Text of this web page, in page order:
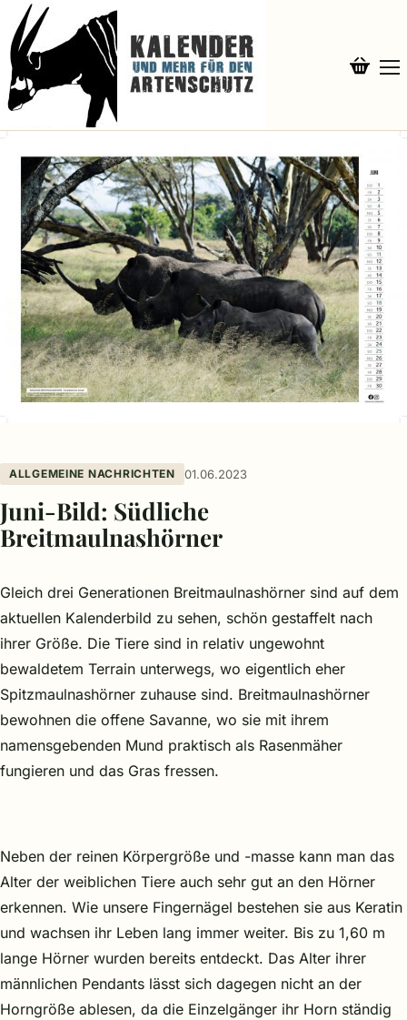
ALLGEMEINE NACHRICHTEN 01.06.2023
Juni-Bild: Südliche
Breitmaulnashörner
Gleich drei Generationen Breitmaulnashörner sind auf dem
aktuellen Kalenderbild zu sehen, schön gestaffelt nach
ihrer Größe. Die Tiere sind in relativ ungewohnt
bewaldetem Terrain unterwegs, wo eigentlich eher
Spitzmaulnashörner zuhause sind. Breitmaulnashörner
bewohnen die offene Savanne, wo sie mit ihrem
namensgebenden Mund praktisch als Rasenmäher
fungieren und das Gras fressen.
Neben der reinen Körpergröße und -masse kann man das
Alter der weiblichen Tiere auch sehr gut an den Hörner
erkennen. Wie unsere Fingernägel bestehen sie aus Keratin
und wachsen ihr Leben lang immer weiter. Bis zu 1,60 m
lange Hörner wurden bereits entdeckt. Das Alter ihrer
männlichen Pendants lässt sich dagegen nicht an der
Horngröße ablesen, da die Einzelgänger ihr Horn ständig